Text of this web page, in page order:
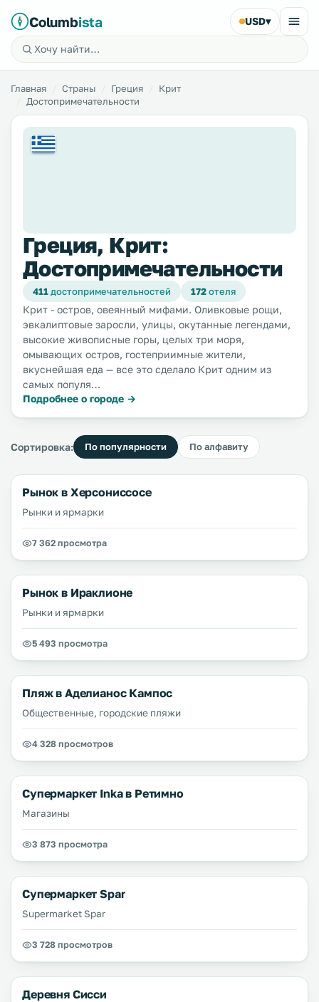
Columbista USD▾
Главная Страны Греция
Крит
Достопримечательности
Греция, Крит:
Достопримечательности
411достопримечательностей 172отеля
Крит - остров, овеянный мифами. Оливковые рощи,
эвкалиптовые заросли, улицы, окутанные легендами,
высокие живописные горы, целых три моря,
омывающих остров, гостеприимные жители,
вкуснейшая еда — все это сделало Крит одним из
самых популя…
Подробнее о городе →
Сортировка: По популярности По алфавиту
Рынок в Херсониссосе
Рынки и ярмарки
7 362 просмотра
Рынок в Ираклионе
Рынки и ярмарки
5 493 просмотра
Пляж в Аделианос Кампос
Общественные, городские пляжи
4 328 просмотров
Супермаркет Inka в Ретимно
Магазины
3 873 просмотра
Супермаркет Spar
Supermarket Spar
3 728 просмотров
Деревня Сисси